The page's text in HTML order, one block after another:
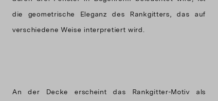
die geometrische Eleganz des Rankgitters, das auf
An der Decke erscheint das Rankgitter-Motiv als